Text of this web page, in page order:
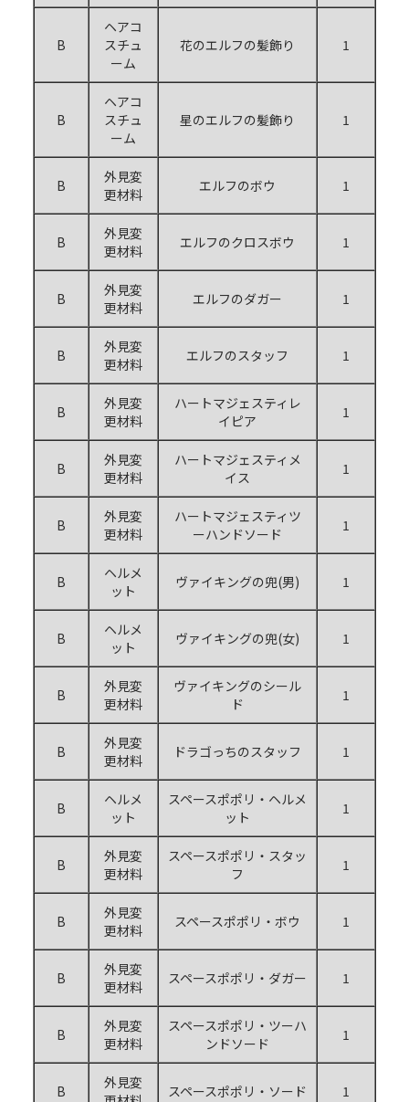
B
ヘアコ
スチュ
ーム
花のエルフの髪飾り 1
B
ヘアコ
スチュ
ーム
星のエルフの髪飾り 1
B
外見変
更材料
エルフのボウ 1
B
外見変
更材料
エルフのクロスボウ 1
B
外見変
更材料
エルフのダガー 1
B
外見変
更材料
エルフのスタッフ 1
B
外見変
更材料
ハートマジェスティレ
イピア
1
B
外見変
更材料
ハートマジェスティメ
イス
1
B
外見変
更材料
ハートマジェスティツ
ーハンドソード
1
B
ヘルメ
ット
ヴァイキングの兜(男) 1
B
ヘルメ
ット
ヴァイキングの兜(女) 1
B
外見変
更材料
ヴァイキングのシール
ド
1
B
外見変
更材料
ドラゴっちのスタッフ 1
B
ヘルメ
ット
スペースポポリ・ヘルメ
ット
1
B
外見変
更材料
スペースポポリ・スタッ
フ
1
B
外見変
更材料
スペースポポリ・ボウ 1
B
外見変
更材料
スペースポポリ・ダガー 1
B
外見変
更材料
スペースポポリ・ツーハ
ンドソード
1
B
外見変
スペースポポリ・ソード 1